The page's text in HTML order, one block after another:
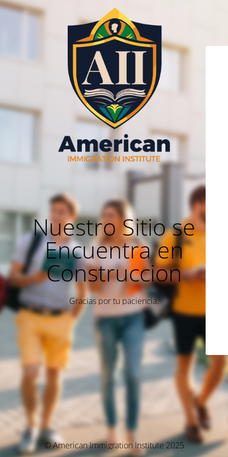
Nuestro Sitio se
Encuentra en
Construccion
Gracias por tu paciencia.
© American Immigration Institute 2025